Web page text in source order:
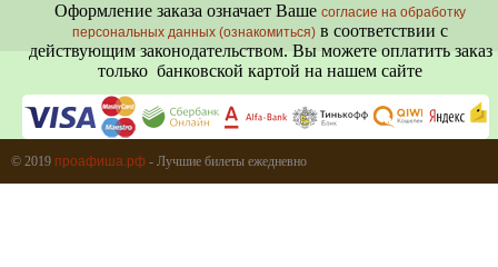
Оформление заказа означает Ваше согласие на обработку
персональных данных (ознакомиться) в соответствии с
действующим законодательством. Вы можете оплатить заказ
только банковской картой на нашем сайте
© 2019 проафиша.рф - Лучшие билеты ежедневно